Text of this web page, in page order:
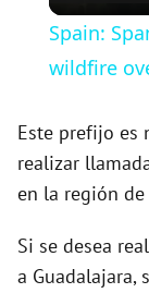
Spain:
wildfire
Este prefijo es
realizar
en la región de
Si se desea
a Guadalajara,